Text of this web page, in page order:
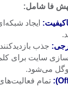
فا شامل:
ایجاد
جذب
سایت برای
گوگل می‌شود.
تمام